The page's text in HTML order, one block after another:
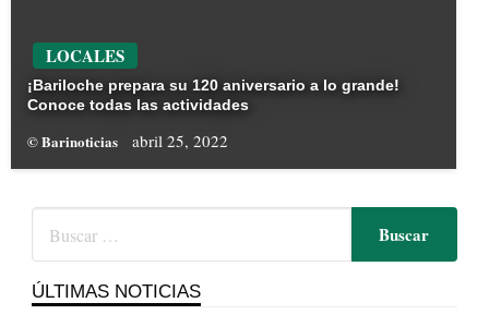
LOCALES
¡Bariloche prepara su 120 aniversario a lo grande!
Conoce todas las actividades
© Barinoticias abril 25, 2022
ÚLTIMAS NOTICIAS